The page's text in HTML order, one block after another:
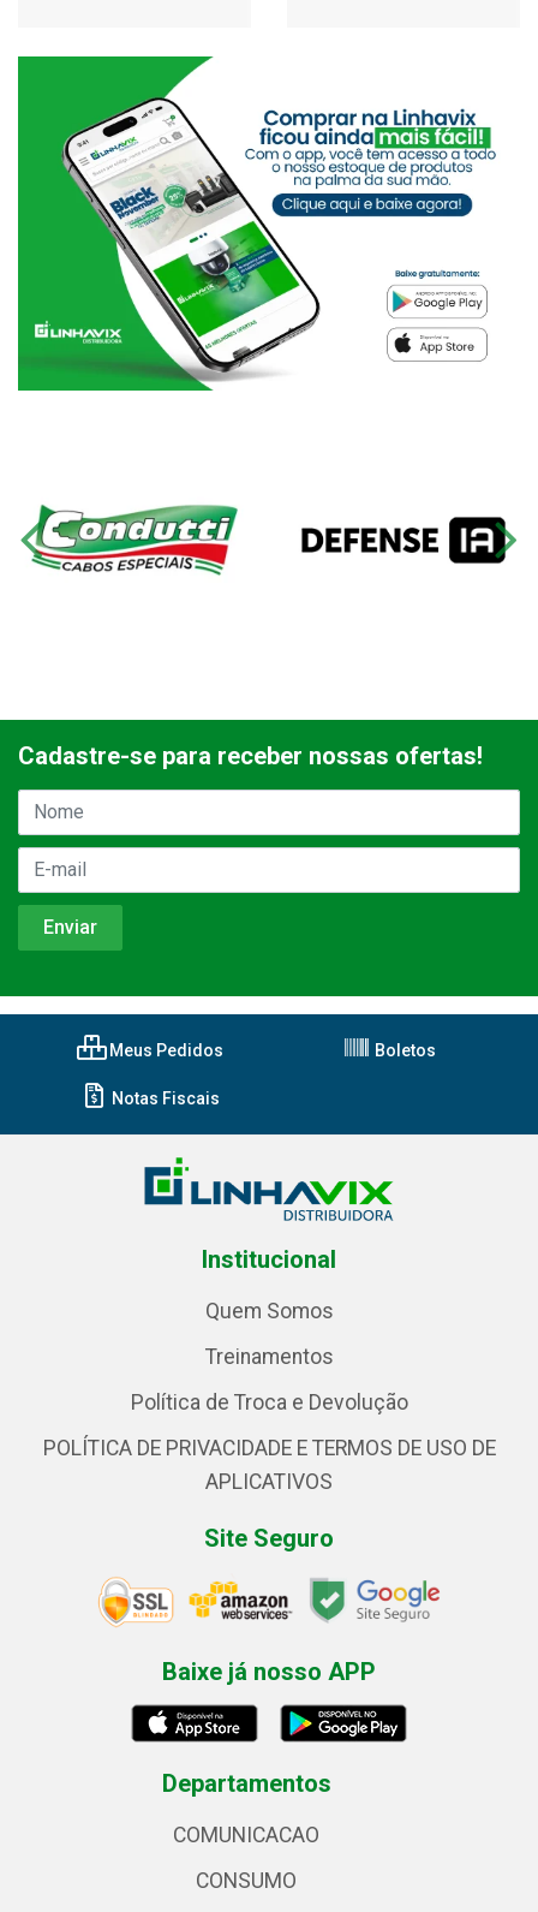
Cadastre-se para receber nossas ofertas!
Meus Pedidos Boletos
Notas Fiscais
Institucional
Quem Somos
Treinamentos
Política de Troca e Devolução
POLÍTICA DE PRIVACIDADE E TERMOS DE USO DE
APLICATIVOS
Site Seguro
Baixe já nosso APP
Departamentos
COMUNICACAO
CONSUMO